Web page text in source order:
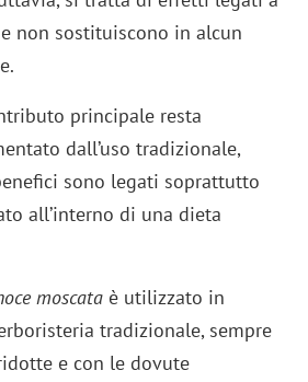
non sostituiscono in alcun
principale resta
dall’uso tradizionale,
sono legati soprattutto
all’interno di una dieta
moscata è utilizzato in
tradizionale, sempre
e con le dovute